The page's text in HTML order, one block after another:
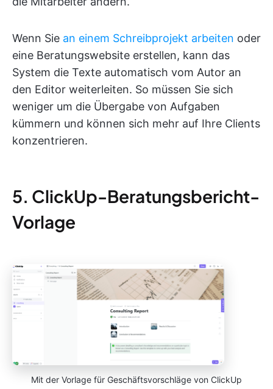
Wenn Sie an einem Schreibprojekt arbeiten oder
eine Beratungswebsite erstellen, kann das
System die Texte automatisch vom Autor an
den Editor weiterleiten. So müssen Sie sich
weniger um die Übergabe von Aufgaben
kümmern und können sich mehr auf Ihre Clients
konzentrieren.
5. ClickUp-Beratungsbericht-
Vorlage
Mit der Vorlage für Geschäftsvorschläge von ClickUp